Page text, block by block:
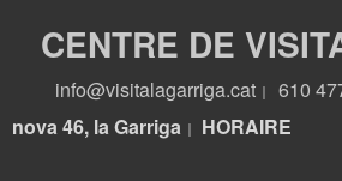
CENTRE DE
info@visitalagarriga.cat 610
nova 46, la Garriga
HORAIRE